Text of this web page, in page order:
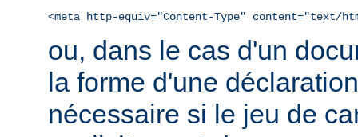
<meta http-equiv="Content-Type" content="text/
ou, dans le cas d'un
la forme d'une
nécessaire si le jeu de